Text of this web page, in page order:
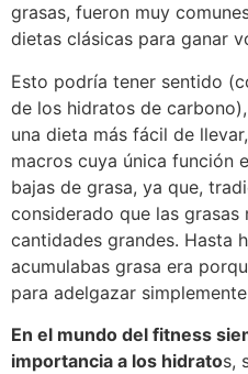
grasas, fueron muy
dietas clásicas para ganar
Esto podría tener sentido
de los hidratos de
una dieta más fácil de
macros cuya única función
bajas de grasa, ya que,
considerado que las grasas
cantidades grandes. Hasta
acumulabas grasa era
para adelgazar
En el mundo del fitness
importancia a los hidratos,